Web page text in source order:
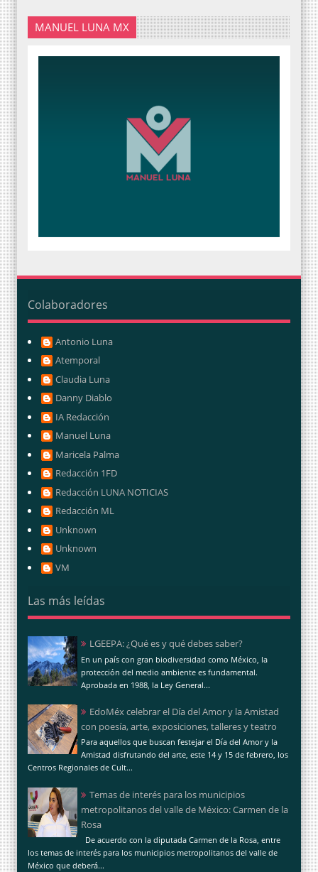
MANUEL LUNA MX
Colaboradores
Antonio Luna
Atemporal
Claudia Luna
Danny Diablo
IA Redacción
Manuel Luna
Maricela Palma
Redacción 1FD
Redacción LUNA NOTICIAS
Redacción ML
Unknown
Unknown
VM
Las más leídas
LGEEPA: ¿Qué es y qué debes saber?
En un país con gran biodiversidad como México, la
protección del medio ambiente es fundamental.
Aprobada en 1988, la Ley General...
EdoMéx celebrar el Día del Amor y la Amistad
con poesía, arte, exposiciones, talleres y teatro
Para aquellos que buscan festejar el Día del Amor y la
Amistad disfrutando del arte, este 14 y 15 de febrero, los
Centros Regionales de Cult...
Temas de interés para los municipios
metropolitanos del valle de México: Carmen de la
Rosa
De acuerdo con la diputada Carmen de la Rosa, entre
los temas de interés para los municipios metropolitanos del valle de
México que deberá...